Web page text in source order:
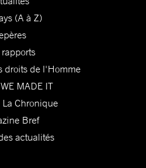
(A à Z)
droits de l'Homme
MADE IT
La Chronique
Bref
actualités